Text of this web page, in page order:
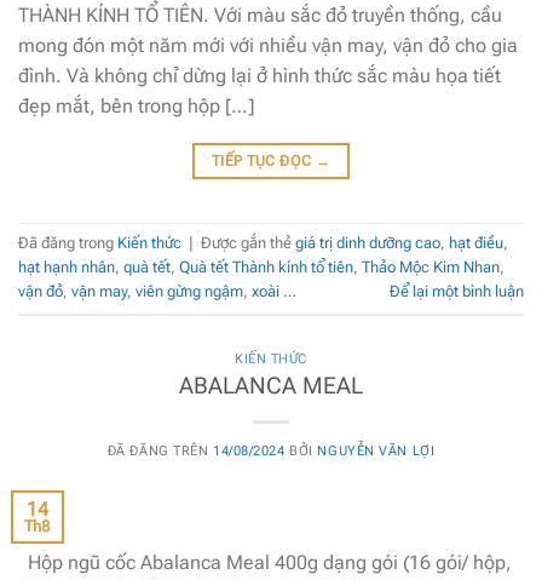
THÀNH KÍNH TỔ TIÊN. Với màu sắc đỏ truyền thống, cầu
mong đón một năm mới với nhiều vận may, vận đỏ cho gia
đình. Và không chỉ dừng lại ở hình thức sắc màu họa tiết
đẹp mắt, bên trong hộp […]
TIẾP TỤC ĐỌC →
Đã đăng trong Kiến thức Được gắn thẻ giá trị dinh dưỡng cao, hạt điều,
hạt hạnh nhân, quà tết, Quà tết Thành kính tổ tiên, Thảo Mộc Kim Nhan,
vận đỏ, vận may, viên gừng ngậm, xoài … Để lại một bình luận
KIẾN THỨC
ABALANCA MEAL
ĐÃ ĐĂNG TRÊN 14/08/2024 BỞI NGUYỄN VĂN LỢI
14
Th8
Hộp ngũ cốc Abalanca Meal 400g dạng gói (16 gói/ hộp,